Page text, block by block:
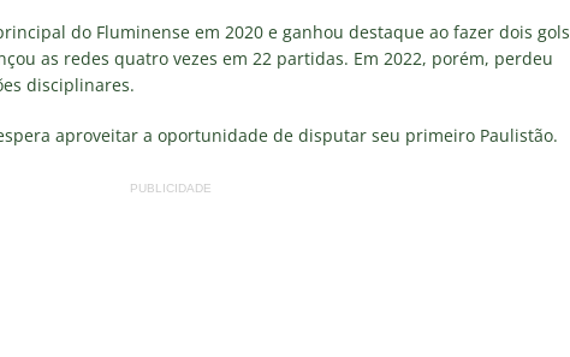
do Fluminense em 2020 e ganhou destaque ao fazer dois gols
as redes quatro vezes em 22 partidas. Em 2022, porém, perdeu
disciplinares.
aproveitar a oportunidade de disputar seu primeiro Paulistão.
PUBLICIDADE